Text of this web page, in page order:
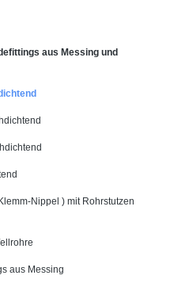
aus Messing und
Nippel ) mit Rohrstutzen
aus Messing